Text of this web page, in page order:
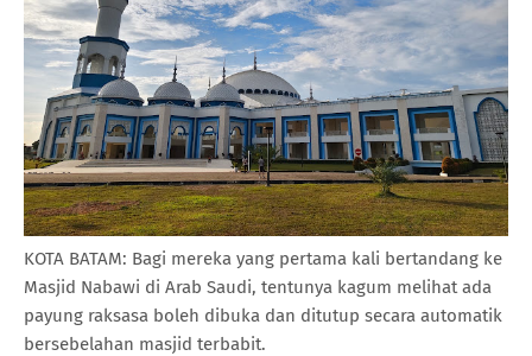
KOTA BATAM: Bagi mereka yang pertama kali bertandang ke
Masjid Nabawi di Arab Saudi, tentunya kagum melihat ada
payung raksasa boleh dibuka dan ditutup secara automatik
bersebelahan masjid terbabit.